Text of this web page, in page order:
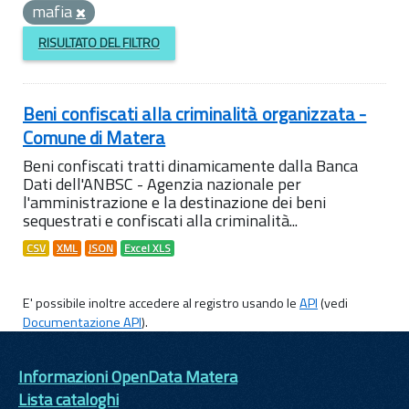
mafia
RISULTATO DEL FILTRO
Beni confiscati alla criminalità organizzata -
Comune di Matera
Beni confiscati tratti dinamicamente dalla Banca
Dati dell'ANBSC - Agenzia nazionale per
l'amministrazione e la destinazione dei beni
sequestrati e confiscati alla criminalità...
CSV XML JSON Excel XLS
E' possibile inoltre accedere al registro usando leAPI(vedi
Documentazione API).
Informazioni OpenData Matera
Lista cataloghi